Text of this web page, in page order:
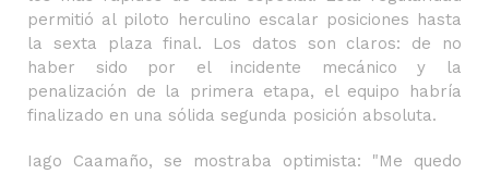
permitió al piloto herculino escalar posiciones hasta
la sexta plaza final. Los datos son claros: de no
haber sido por el incidente mecánico y la
penalización de la primera etapa, el equipo habría
finalizado en una sólida segunda posición absoluta.
Iago Caamaño, se mostraba optimista: "Me quedo